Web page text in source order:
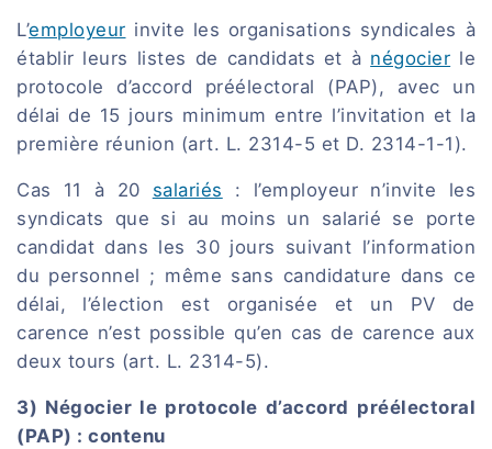
L’employeur invite les organisations syndicales à
établir leurs listes de candidats et à négocier le
protocole d’accord préélectoral (PAP), avec un
délai de 15 jours minimum entre l’invitation et la
première réunion (art. L. 2314-5 et D. 2314-1-1).
Cas 11 à 20 salariés : l’employeur n’invite les
syndicats que si au moins un salarié se porte
candidat dans les 30 jours suivant l’information
du personnel ; même sans candidature dans ce
délai, l’élection est organisée et un PV de
carence n’est possible qu’en cas de carence aux
deux tours (art. L. 2314-5).
3) Négocier le protocole d’accord préélectoral
(PAP) : contenu